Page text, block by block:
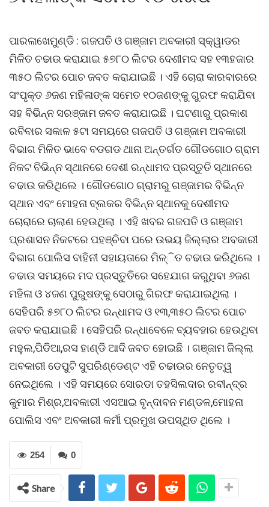
ପାରଳାଖେମୁଣ୍ଡି : ଗଜପତି ଓ ଗଞ୍ଜାମ ଅବକାରୀ ସ୍କ୍ୱାଡର
ମିଳିତ ଚଢାଉ କରାଯାଇ ୫୭୮୦ ଲିଟର ଦେଶୀମଦ ସହ ୧୩ହଜାର
୩୫୦ ଲିଟର ପୋଚ ଜବତ କରାଯାଇଛି । ଏହି ଚୋରା କାରବାରରେ
ସଂପୃକ୍ତ ୬ଜଣ ମହିଳାଙ୍କ ସମେତ ୧୦ଜଣଙ୍କୁ ଗୁରଫ କରାଯିବା
ସହ ବିଭିନ୍ନ ସରଞ୍ଜାମ ଜବତ କରାଯାଇଛି । ଘଟଣାରୁ ପ୍ରକାଶ
ରବିବାର ସକାଳ ୫ଟା ସମୟରେ ଗଜପତି ଓ ଗଞ୍ଜାମ ଅବକାରୀ
ବିଭାଗ ମିଳିତ ଭାବେ ବଡଗଡ ଥାନା ଅନ୍ତର୍ଗତ ଗୌଡଗୋଠ ଗ୍ରାମ
ନିକଟ ବିଭିନ୍ନ ସ୍ଥାନରେ ଦେଶୀ ରନ୍ଧାମଦ ପ୍ରସ୍ତୁତି ସ୍ଥାନରେ
ଚଢାଉ କରିଥିଲେ । ଗୌଡଗୋଠ ଗ୍ରାମରୁ ଗଞ୍ଜାମର ବିଭିନ୍ନ
ସ୍ଥାନ ଏବଂ ମୋହନା ବ୍ଲକର ବିଭିନ୍ନ ସ୍ଥାନକୁ ଦେଶୀମଦ
ଚୋରାରେ ଚାଲାଣ ହେଉଥିଲା । ଏହି ଖବର ଗଜପତି ଓ ଗଞ୍ଜାମ
ପ୍ରଶାସନ ନିକଟରେ ପହଞ୍ଚିବା ପରେ ଉଭୟ ଜିଲ୍ଲାର ଅବକାରୀ
ବିଭାଗ ପୋଲିସ ବାହିନୀ ସହାୟତାରେ ମିଳ୍ିତ ଚଢାଉ କରିଥିଲେ ।
ଚଢାଉ ସମୟରେ ମଦ ପ୍ରସ୍ତୁତିରେ ସହେଯାଗ କରୁଥିବା ୬ଜଣ
ମହିଳା ଓ ୪ଜଣ ପୁରୁଷଙ୍କୁ ସେଠାରୁ ଗିରଫ କରାଯାଇଥିଲା ।
ସେହିପରି ୫୭୮୦ ଲିଟର ରନ୍ଧାମଦ ଓ ୧୩,୩୫୦ ଲିଟର ପୋଚ
ଜବତ କରାଯାଇଛି । ସେହିପରି ରନ୍ଧାବେଳେ ବ୍ୟବହାର ହେଉଥିବା
ମହୁଲ,ପିଡିଆ,ରସ ହାଣ୍ଡି ଆଦି ଜବତ ହୋଇଛି । ଗଞ୍ଜାମ ଜିଲ୍ଲା
ଅବକାରୀ ଡେପୁଟି ସୁପରିଣ୍ଡେଣ୍ଟ ଏହି ଚଢାଉର ନେତୃତ୍ୱ
ନେଇଥିଲେ । ଏହି ସମୟରେ ସୋରଡା ତହସିଲଦାର ରବୀନ୍ଦ୍ର
କୁମାର ମିଶ୍ର,ଅବକାରୀ ଏସଆଇ ବୃନ୍ଦାବନ ମଣ୍ଡଳ,ମୋହନା
ପୋଲିସ ଏବଂ ଅବକାରୀ କର୍ମୀ ପ୍ରମୁଖ ଉପସ୍ଥିତ ଥିଲେ ।
0
254
Share